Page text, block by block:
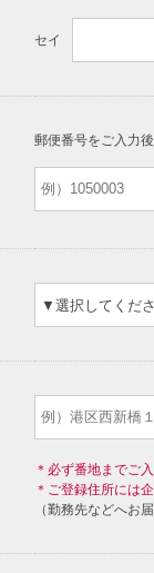
セイ
郵便番号をご入力
＊必ず番地までご
＊ご登録住所には
（勤務先などへお